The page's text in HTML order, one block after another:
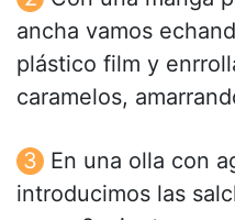
ancha vamos
plástico film y
caramelos,
En una olla con
introducimos las